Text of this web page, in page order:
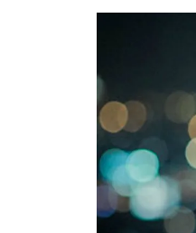
เช็กข่าวชัวร์
ดาวน์โหลด
สงวนลิขสิทธิ์ ©